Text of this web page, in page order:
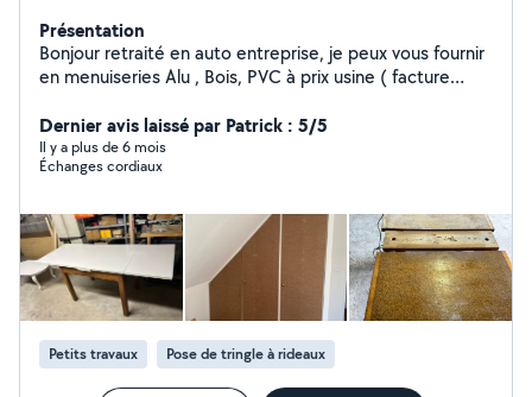
Présentation
Bonjour retraité en auto entreprise, je peux vous fournir
en menuiseries Alu , Bois, PVC à prix usine ( facture
solutions à adopter. Je peux aussi fournir des
moustiquaires, volets roulants, portail , clôture, . J'ai un
poseur pour la pose ( facture directe)
Dernier avis laissé par Patrick : 5/5
Il y a plus de 6 mois
Échanges cordiaux
Petits travaux Pose de tringle à rideaux